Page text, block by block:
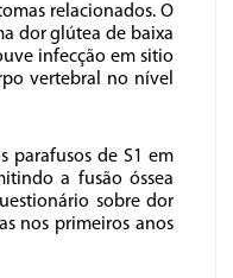
relacionados. O
dor glútea de baixa
infecção em sitio
vertebral no nível
parafusos de S1 em
a fusão óssea
sobre dor
nos primeiros anos